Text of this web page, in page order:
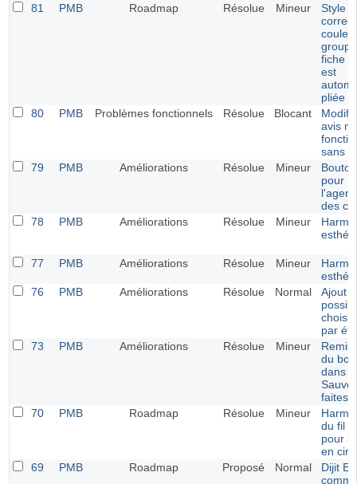
81
PMB Roadmap Résolue Mineur
Style
fiche
est
pliée
80
PMB Problèmes fonctionnels Résolue Blocant
avis ne
sans
79
PMB Améliorations Résolue Mineur
pour
des
78
PMB Améliorations Résolue Mineur
77 PMB Améliorations Résolue Mineur
76
PMB Améliorations Résolue Normal
Ajout
choisir
par
73
PMB Améliorations Résolue Mineur
du
dans
faites
70
PMB Roadmap Résolue Mineur
du fil
pour
en
69
PMB Roadmap Proposé Normal
Dijit